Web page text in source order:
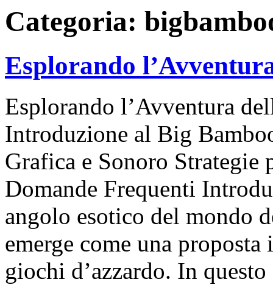
Categoria:
Esplorando
Esplorando l’Avventura
Introduzione al Big
Grafica e Sonoro Strategie
Domande Frequenti
angolo esotico del mondo
emerge come una
giochi d’azzardo. In